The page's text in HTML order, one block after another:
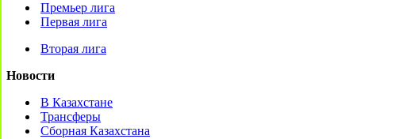
Премьер лига
Первая лига
Вторая лига
Новости
В Казахстане
Трансферы
Сборная Казахстана